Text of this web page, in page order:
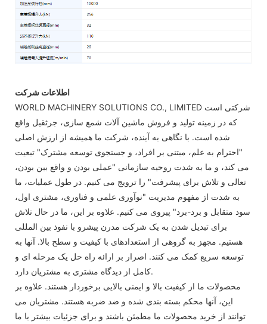
اطلاعات شرکت
WORLD MACHINERY SOLUTIONS CO., LIMITED شرکتی است
که در زمینه تولید و فروش ماشین آلات شمع سازی، جرثقیل واقع
شده است. با نگاهی به آینده، شرکت ما همیشه از ارزش اصلی
"احترام به علم، مبتنی بر افراد، و جستجوی توسعه مشترک" تبعیت
می کند، و ما به شدت روحیه سازمانی "عملی بودن و واقع بین بودن،
تعالی و تلاش برای پیشرفت" را ترویج می کنیم. در طول عملیات، ما
به شدت از مفهوم مدیریت "نوآوری علمی و فناوری، مشتری اول،
سود متقابل و برد-برد" پیروی می کنیم. علاوه بر این، ما در حال تلاش
برای تبدیل شدن به یک شرکت مدرن پیشرو با نفوذ بین المللی
هستیم. مجهز به گروهی از استعدادهای با کیفیت و سطح بالا. آنها به
توسعه سریع کمک می کنند. اصرار بر ارائه راه حل یک مرحله ای و
کامل از دیدگاه مشتری به مشتریان دارد.
محصولات ما از کیفیت بالا و ایمنی بالایی برخوردار هستند. علاوه بر
این، آنها محکم بسته بندی شده و ضد ضربه هستند. مشتریان می
توانند از خرید محصولات ما مطمئن باشند و برای جزئیات بیشتر با ما